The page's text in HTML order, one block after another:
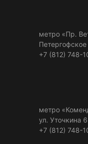
метро «Пр.
+7 (812) 748-
метро
ул. Уточкина 6
+7 (812) 748-